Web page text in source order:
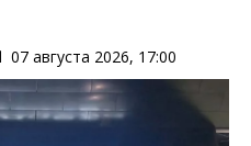
07 августа 2026, 17:00